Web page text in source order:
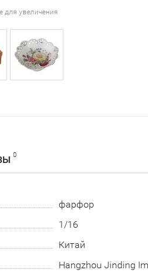
для увеличения
0
фарфор
1/16
Китай
Hangzhou Jinding